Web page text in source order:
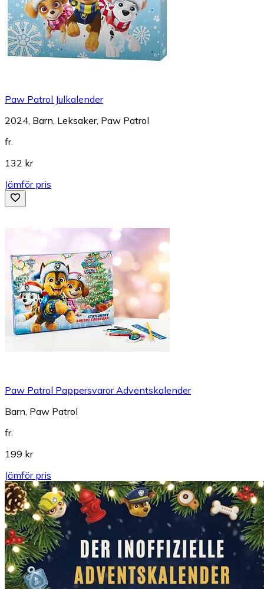
Paw Patrol Julkalender
2024, Barn, Leksaker, Paw Patrol
fr.
132 kr
Jämför pris
Paw Patrol Pappersvaror Adventskalender
Barn, Paw Patrol
fr.
199 kr
Jämför pris